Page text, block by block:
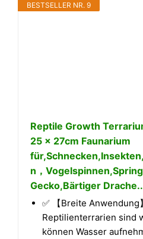
BESTSELLER NR. 9
Reptile Growth
25 x 27cm Faunarium
n，
Gecko,Bärtiger
✅ 【Breite Anwendung
Reptilienterrarien sind
können Wasser